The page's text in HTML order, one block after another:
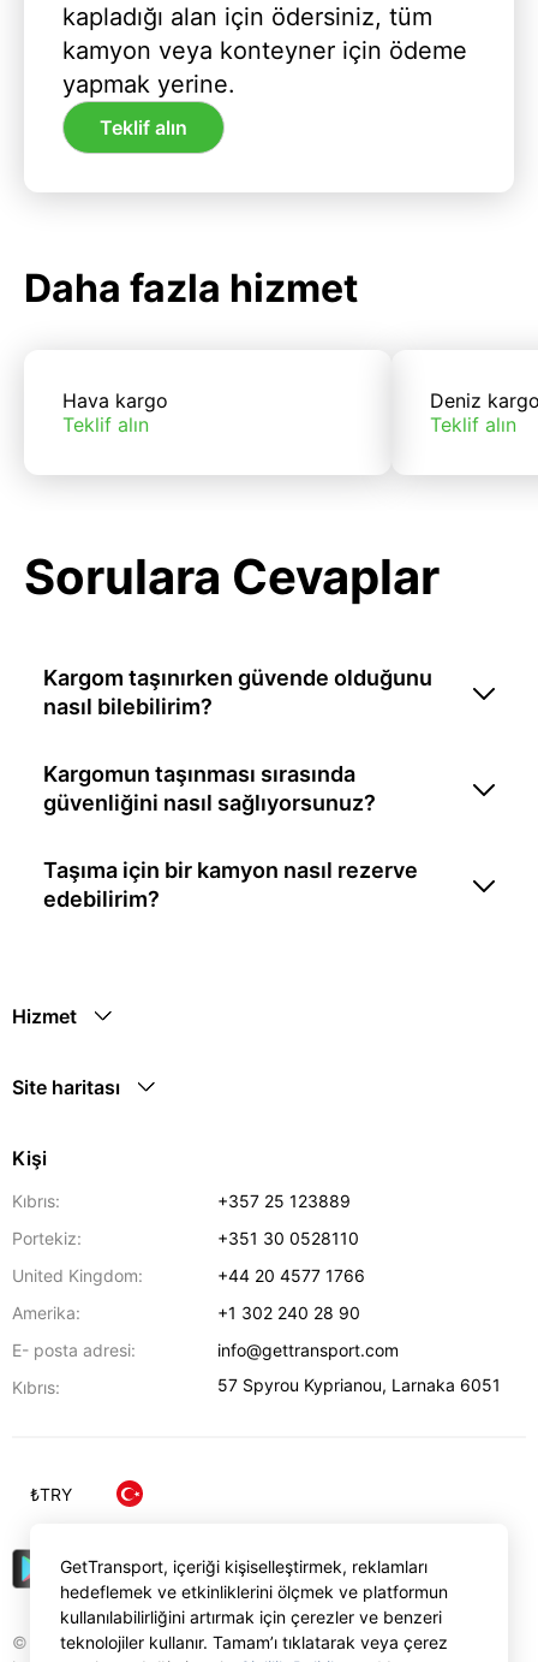
kapladığı alan için ödersiniz, tüm
kamyon veya konteyner için ödeme
yapmak yerine.
Teklif alın
Daha fazla hizmet
Hava kargo
Teklif alın
Deniz
Teklif alın
Sorulara Cevaplar
Kargom taşınırken güvende olduğunu
nasıl bilebilirim?
Kargomun taşınması sırasında
güvenliğini nasıl sağlıyorsunuz?
Taşıma için bir kamyon nasıl rezerve
edebilirim?
Hizmet
Site haritası
Kişi
Kıbrıs:
+357 25 123889
Portekiz:
+351 30 0528110
United Kingdom:
+44 20 4577 1766
Amerika:
+1 302 240 28 90
E- posta adresi:
info@gettransport.com
Kıbrıs:
57 Spyrou Kyprianou, Larnaka 6051
© Gettransport International Limited. GetTransport®
₺TRY
GetTransport, içeriği kişiselleştirmek, reklamları
hedeflemek ve etkinliklerini ölçmek ve platformun
kullanılabilirliğini artırmak için çerezler ve benzeri
teknolojiler kullanır. Tamam’ı tıklatarak veya çerez